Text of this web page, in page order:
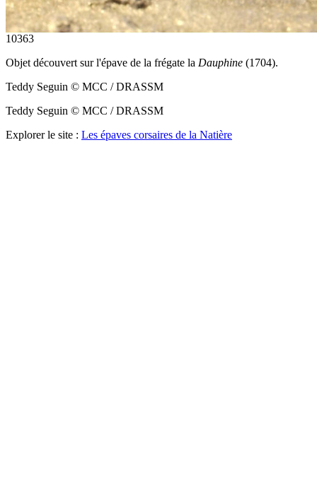
10363
Objet découvert sur l'épave de la frégate la Dauphine (1704).
Teddy Seguin © MCC / DRASSM
Teddy Seguin © MCC / DRASSM
Explorer le site : Les épaves corsaires de la Natière